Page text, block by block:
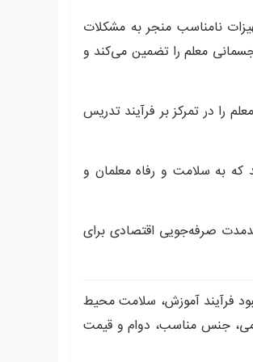
نامناسب منجر به مشکلات
معلم را تضمین می‌کند و
را در تمرکز بر فرآیند تدریس
که به سلامت و رفاه معلمان و
صرفه‌جویی اقتصادی برای
فرآیند آموزش، سلامت محیط
جنس مناسب، دوام و قیمت